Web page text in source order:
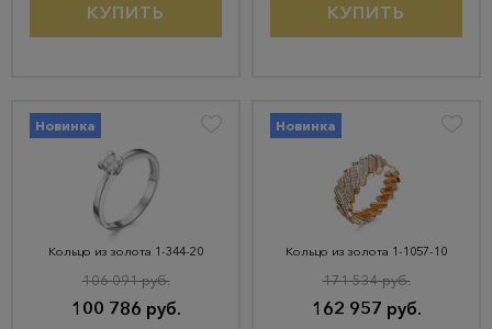
КУПИТЬ КУПИТЬ
Новинка
Кольцо из золота 1-344-20
100 786 руб.
106 091 руб.
Новинка
Кольцо из золота 1-1057-10
162 957 руб.
171 534 руб.